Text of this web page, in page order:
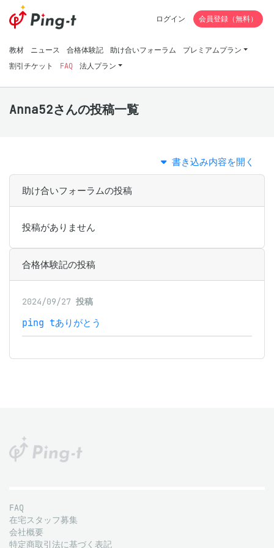
教材 ニュース 合格体験記 助け合いフォーラム
プレミアムプラン
割引チケット
FAQ 法人プラン
ログイン 会員登録（無料）
Anna52さんの投稿一覧
書き込み内容を開く
助け合いフォーラムの投稿
投稿がありません
合格体験記の投稿
2024/09/27 投稿
ping tありがとう
FAQ
在宅スタッフ募集
会社概要
特定商取引法に基づく表記